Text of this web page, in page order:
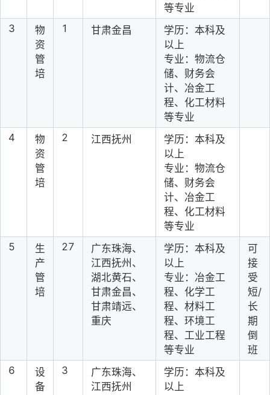
等专业
3
物
资
管
培
1 甘肃金昌
学历：本科及
以上
专业：物流仓
储、财务会
计、冶金工
程、化工材料
等专业
4
物
资
管
培
2 江西抚州
学历：本科及
以上
专业：物流仓
储、财务会
计、冶金工
程、化工材料
等专业
5
生
产
管
培
27
广东珠海、
江西抚州、
湖北黄石、
甘肃金昌、
甘肃靖远、
重庆
学历：本科及
以上
专业：冶金工
程、化学工
程、材料工
程、环境工
程、工业工程
等专业
可
接
受
短/
长
期
倒
班
6
设
备
3
广东珠海、
江西抚州
学历：本科及
以上